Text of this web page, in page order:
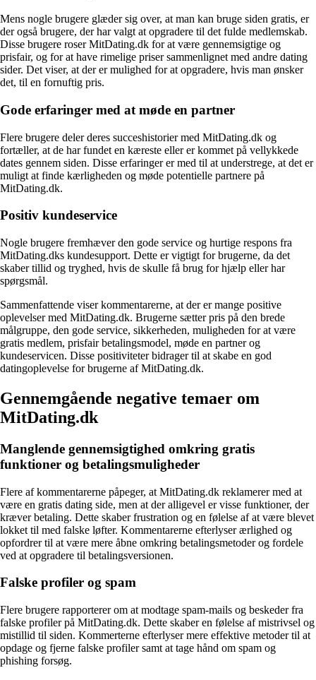
Mens nogle brugere glæder sig over, at man kan bruge siden gratis, er
der også brugere, der har valgt at opgradere til det fulde medlemskab.
Disse brugere roser MitDating.dk for at være gennemsigtige og
prisfair, og for at have rimelige priser sammenlignet med andre dating
sider. Det viser, at der er mulighed for at opgradere, hvis man ønsker
det, til en fornuftig pris.
Gode erfaringer med at møde en partner
Flere brugere deler deres succeshistorier med MitDating.dk og
fortæller, at de har fundet en kæreste eller er kommet på vellykkede
dates gennem siden. Disse erfaringer er med til at understrege, at det er
muligt at finde kærligheden og møde potentielle partnere på
MitDating.dk.
Positiv kundeservice
Nogle brugere fremhæver den gode service og hurtige respons fra
MitDating.dks kundesupport. Dette er vigtigt for brugerne, da det
skaber tillid og tryghed, hvis de skulle få brug for hjælp eller har
spørgsmål.
Sammenfattende viser kommentarerne, at der er mange positive
oplevelser med MitDating.dk. Brugerne sætter pris på den brede
målgruppe, den gode service, sikkerheden, muligheden for at være
gratis medlem, prisfair betalingsmodel, møde en partner og
kundeservicen. Disse positiviteter bidrager til at skabe en god
datingoplevelse for brugerne af MitDating.dk.
Gennemgående negative temaer om
MitDating.dk
Manglende gennemsigtighed omkring gratis
funktioner og betalingsmuligheder
Flere af kommentarerne påpeger, at MitDating.dk reklamerer med at
være en gratis dating side, men at der alligevel er visse funktioner, der
kræver betaling. Dette skaber frustration og en følelse af at være blevet
lokket til med falske løfter. Kommentarerne efterlyser ærlighed og
opfordrer til at være mere åbne omkring betalingsmetoder og fordele
ved at opgradere til betalingsversionen.
Falske profiler og spam
Flere brugere rapporterer om at modtage spam-mails og beskeder fra
falske profiler på MitDating.dk. Dette skaber en følelse af mistrivsel og
mistillid til siden. Kommerterne efterlyser mere effektive metoder til at
opdage og fjerne falske profiler samt at tage hånd om spam og
phishing forsøg.